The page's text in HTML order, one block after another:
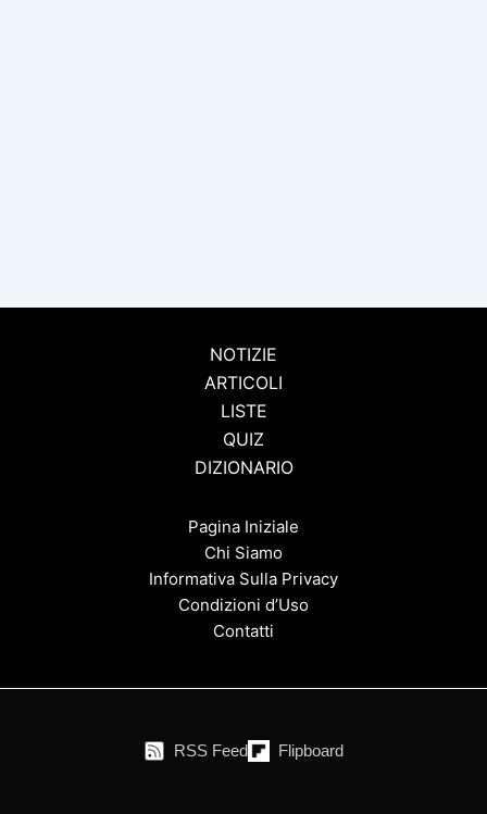
NOTIZIE
ARTICOLI
LISTE
QUIZ
DIZIONARIO
Pagina Iniziale
Chi Siamo
Informativa Sulla Privacy
Condizioni d’Uso
Contatti
RSS Feed Flipboard